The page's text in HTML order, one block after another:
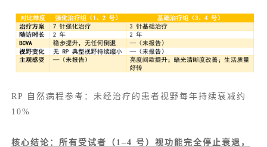
RP 自然病程参考：未经治疗的患者视野每年持续衰减约
10%
核心结论：所有受试者（1–4 号）视功能完全停止衰退，